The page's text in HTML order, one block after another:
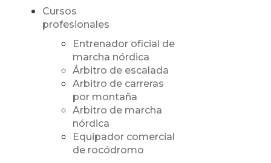
Cursos
profesionales
Entrenador oficial de
marcha nórdica
Árbitro de escalada
Arbitro de carreras
por montaña
Arbitro de marcha
nórdica
Equipador comercial
de rocódromo